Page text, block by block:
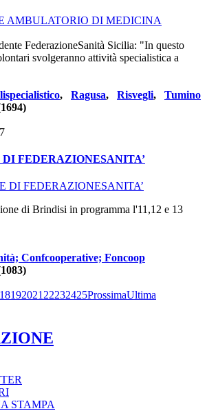
FederazioneSanità Sicilia: "In questo
svolgeranno attività specialistica a
, Ragusa, Risvegli, Tumino
FEDERAZIONESANITA’
di Brindisi in programma l'11,12 e 13
Confcooperative; Foncoop
1819202122232425ProssimaUltima
STAMPA